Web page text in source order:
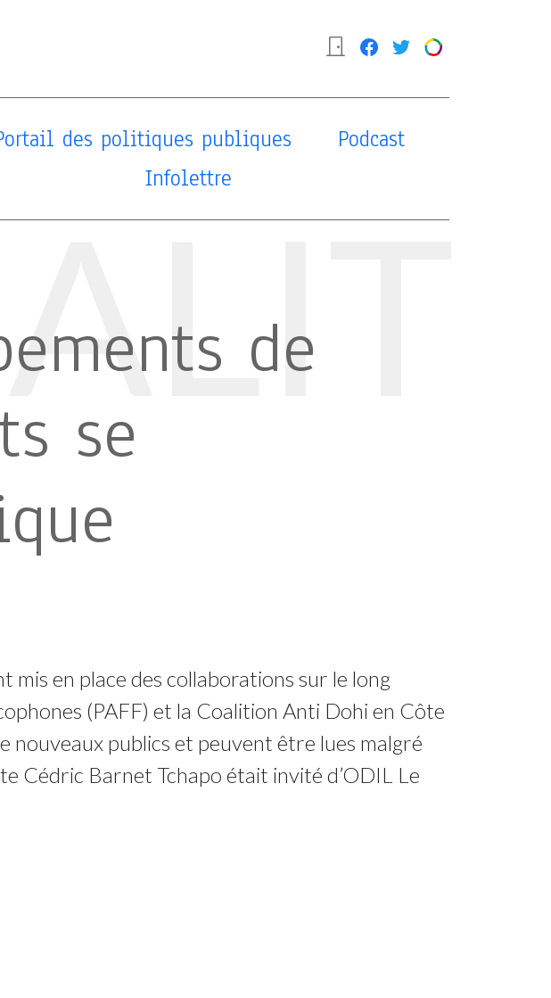
des politiques publiques
Podcast
Infolettre
de
se
en place des collaborations sur le long
(PAFF) et la Coalition Anti Dohi en Côte
nouveaux publics et peuvent être lues malgré
Cédric Barnet Tchapo était invité d’ODIL Le